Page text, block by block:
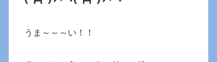
うま～～～い！！